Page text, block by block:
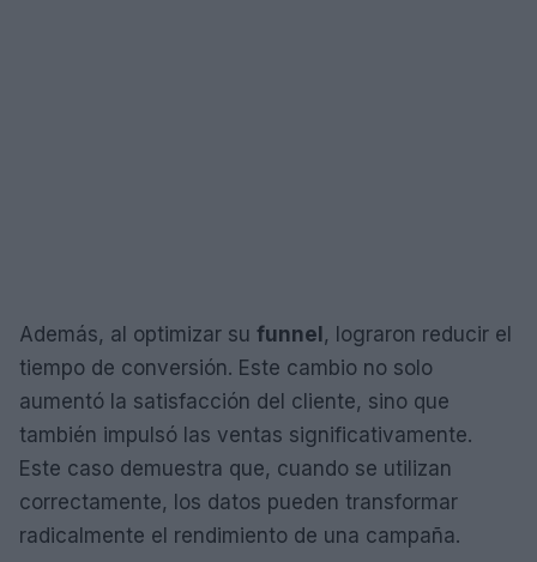
Además, al optimizar su funnel, lograron reducir el
tiempo de conversión. Este cambio no solo
aumentó la satisfacción del cliente, sino que
también impulsó las ventas significativamente.
Este caso demuestra que, cuando se utilizan
correctamente, los datos pueden transformar
radicalmente el rendimiento de una campaña.